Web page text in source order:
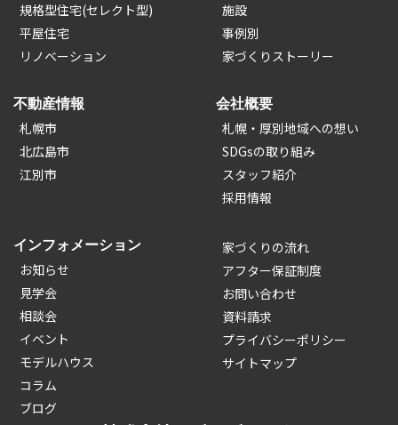
規格型住宅(セレクト型)
平屋住宅
リノベーション
施設
事例別
家づくりストーリー
不動産情報
札幌市
北広島市
江別市
会社概要
札幌・厚別地域への想い
SDGsの取り組み
スタッフ紹介
採用情報
インフォメーション
お知らせ
見学会
相談会
イベント
モデルハウス
コラム
ブログ
家づくりの流れ
アフター保証制度
お問い合わせ
資料請求
プライバシーポリシー
サイトマップ